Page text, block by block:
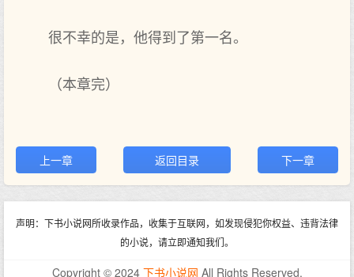
很不幸的是，他得到了第一名。
（本章完）
上一章 返回目录 下一章
声明：下书小说网所收录作品，收集于互联网，如发现侵犯你权益、违背法律
的小说，请立即通知我们。
Copyright © 2024 下书小说网 All Rights Reserved.